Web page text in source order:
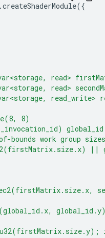
.createShaderModule({
read>
read>
read_write>
8)
bounds work group sizes
||